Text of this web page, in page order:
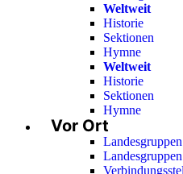
Weltweit
Historie
Sektionen
Hymne
Weltweit
Historie
Sektionen
Hymne
Vor Ort
Landesgruppen
Landesgruppen